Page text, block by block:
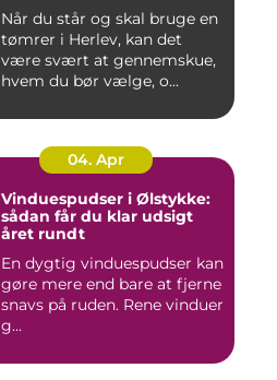
Når du står og skal bruge en
tømrer i Herlev, kan det
være svært at gennemskue,
hvem du bør vælge, o...
04. Apr
Vinduespudser i Ølstykke:
sådan får du klar udsigt
året rundt
En dygtig vinduespudser kan
gøre mere end bare at fjerne
snavs på ruden. Rene vinduer
g...